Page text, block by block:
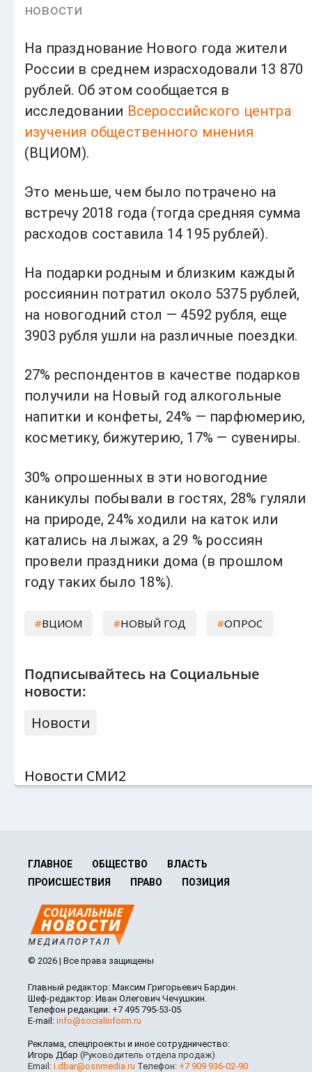
новости
На празднование Нового года жители
России в среднем израсходовали 13 870
рублей. Об этом сообщается в
исследовании Всероссийского центра
изучения общественного мнения
(ВЦИОМ).
Это меньше, чем было потрачено на
встречу 2018 года (тогда средняя сумма
расходов составила 14 195 рублей).
На подарки родным и близким каждый
россиянин потратил около 5375 рублей,
на новогодний стол — 4592 рубля, еще
3903 рубля ушли на различные поездки.
27% респондентов в качестве подарков
получили на Новый год алкогольные
напитки и конфеты, 24% — парфюмерию,
косметику, бижутерию, 17% — сувениры.
30% опрошенных в эти новогодние
каникулы побывали в гостях, 28% гуляли
на природе, 24% ходили на каток или
катались на лыжах, а 29 % россиян
провели праздники дома (в прошлом
году таких было 18%).
ВЦИОМ НОВЫЙ ГОД ОПРОС
Подписывайтесь на Социальные
новости:
Новости
Новости СМИ2
ГЛАВНОЕ ОБЩЕСТВО
ВЛАСТЬ
ПРОИСШЕСТВИЯ
ПРАВО ПОЗИЦИЯ
© 2026 | Все права защищены
Главный редактор: Максим Григорьевич Бардин.
Шеф-редактор: Иван Олегович Чечушкин.
Телефон редакции: +7 495 795-53-05
E-mail: info@socialinform.ru
Реклама, спецпроекты и иное сотрудничество:
Игорь Дбар (Руководитель отдела продаж)
Email: i.dbar@osnmedia.ru Телефон: +7 909 936-02-90